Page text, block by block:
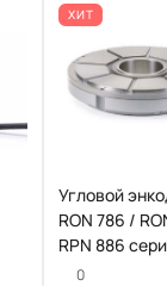
ХИТ
Угловой
RON 786 /
RPN 886
HEIDENHAIN
0